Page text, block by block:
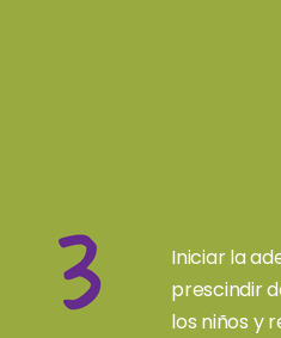
Iniciar la
prescindir
los niños y